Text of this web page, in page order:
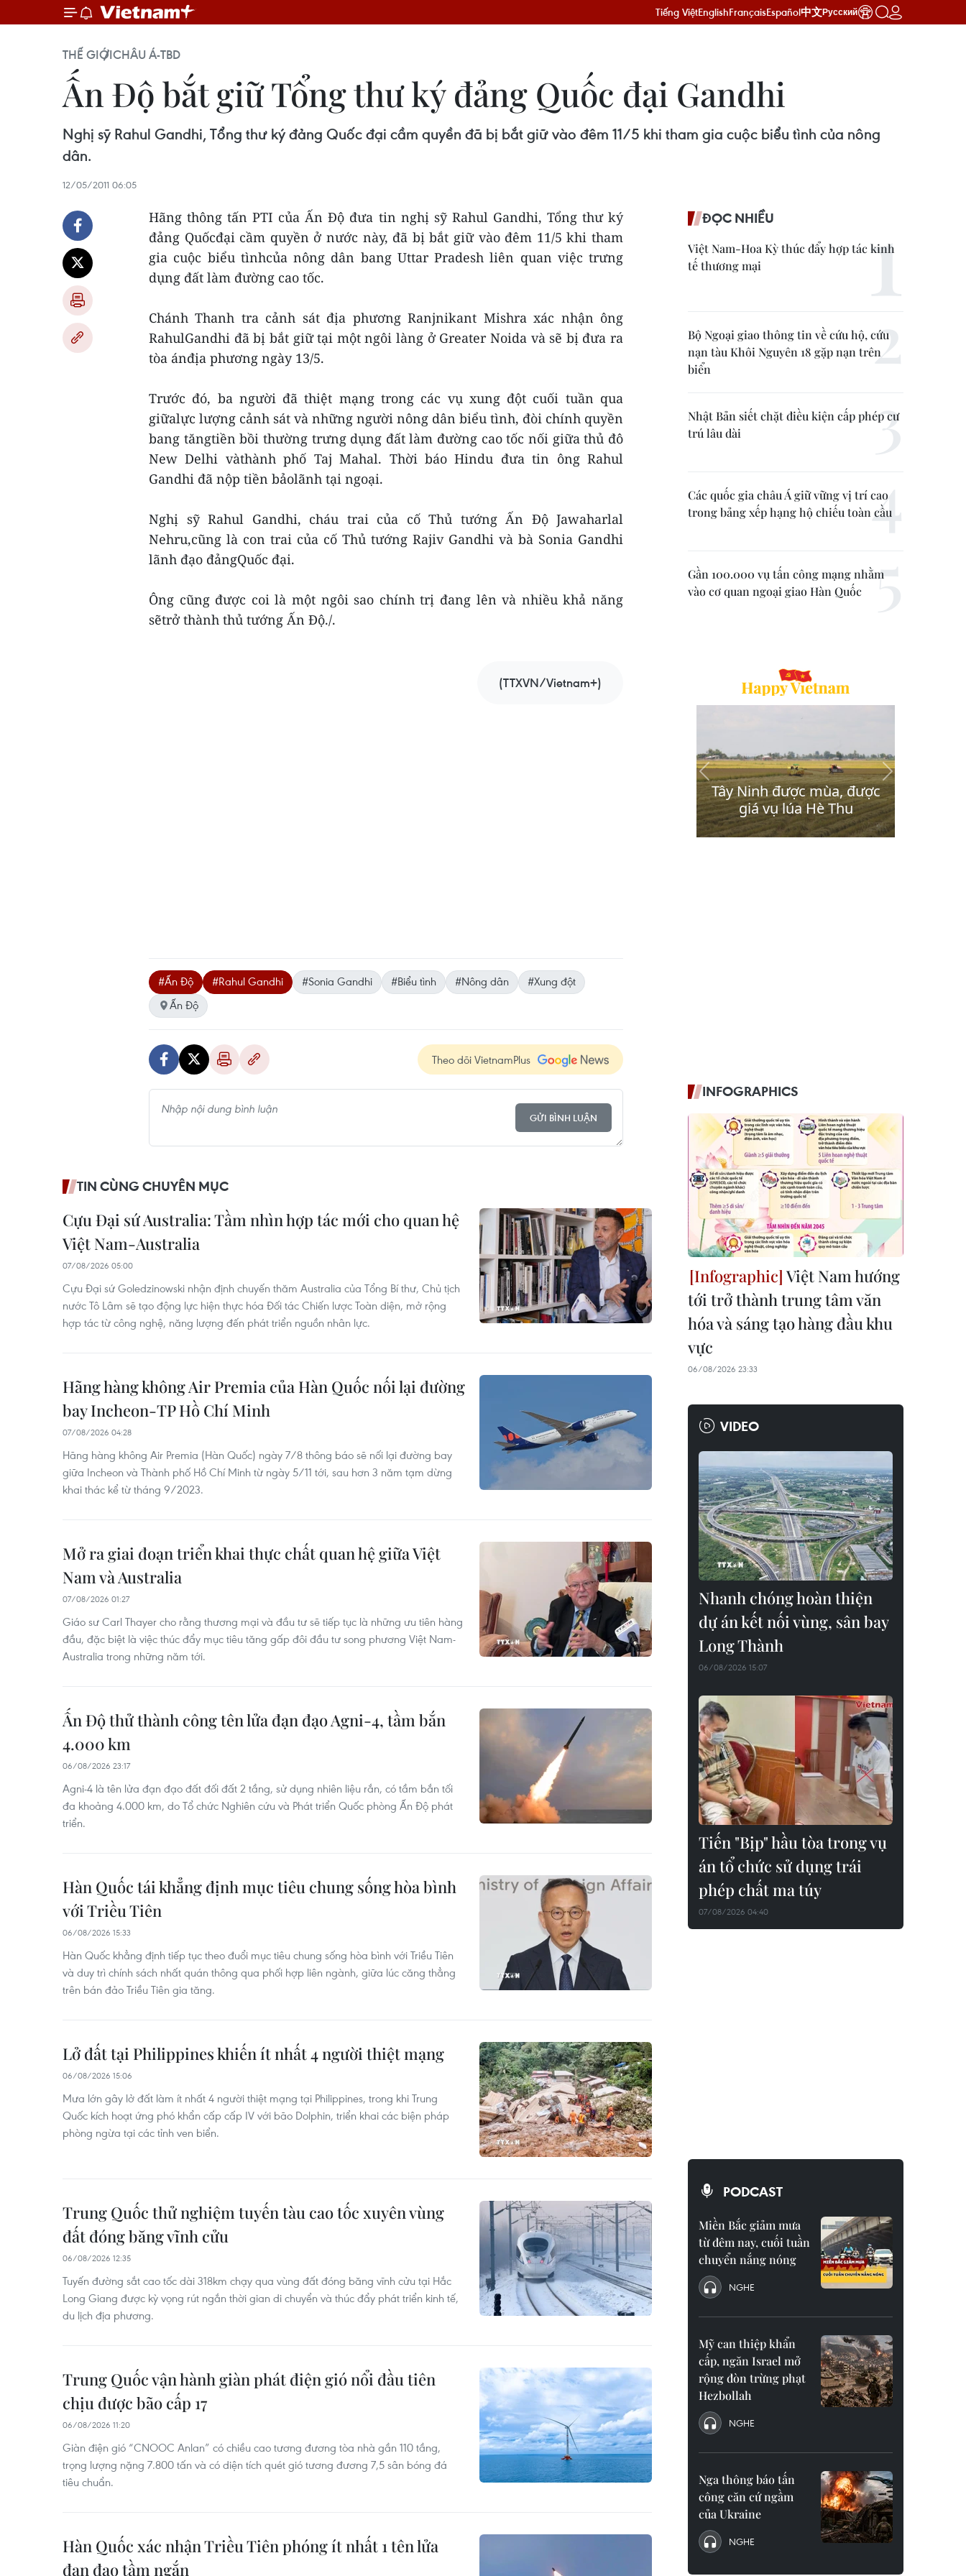
Tiếng ViệtEnglishFrançaisEspañol中文Русский
THẾ GIỚICHÂU Á-TBD
Ấn Độ bắt giữ Tổng thư ký đảng Quốc đại Gandhi
Nghị sỹ Rahul Gandhi, Tổng thư ký đảng Quốc đại cầm quyền đã bị bắt giữ vào đêm 11/5 khi tham gia cuộc biểu tình của nông
dân.
12/05/2011 06:05
Hãng thông tấn PTI của Ấn Độ đưa tin nghị sỹ Rahul Gandhi, Tổng thư ký
đảng Quốcđại cầm quyền ở nước này, đã bị bắt giữ vào đêm 11/5 khi tham
gia cuộc biểu tìnhcủa nông dân bang Uttar Pradesh liên quan việc trưng
dụng đất làm đường cao tốc.
Chánh Thanh tra cảnh sát địa phương Ranjnikant Mishra xác nhận ông
RahulGandhi đã bị bắt giữ tại một ngôi làng ở Greater Noida và sẽ bị đưa ra
tòa ánđịa phương ngày 13/5.
Trước đó, ba người đã thiệt mạng trong các vụ xung đột cuối tuần qua
giữalực lượng cảnh sát và những người nông dân biểu tình, đòi chính quyền
bang tăngtiền bồi thường trưng dụng đất làm đường cao tốc nối giữa thủ đô
New Delhi vàthành phố Taj Mahal. Thời báo Hindu đưa tin ông Rahul
Gandhi đã nộp tiền bảolãnh tại ngoại.
Nghị sỹ Rahul Gandhi, cháu trai của cố Thủ tướng Ấn Độ Jawaharlal
Nehru,cũng là con trai của cố Thủ tướng Rajiv Gandhi và bà Sonia Gandhi
lãnh đạo đảngQuốc đại.
Ông cũng được coi là một ngôi sao chính trị đang lên và nhiều khả năng
sẽtrở thành thủ tướng Ấn Độ./.
(TTXVN/Vietnam+)
#Ấn Độ #Rahul Gandhi #Sonia Gandhi #Biểu tình #Nông dân
#Xung đột
Ấn Độ
Theo dõi VietnamPlus
GỬI BÌNH LUẬN
TIN CÙNG CHUYÊN MỤC
Cựu Đại sứ Australia: Tầm nhìn hợp tác mới cho quan hệ
Việt Nam-Australia
07/08/2026 05:00
Cựu Đại sứ Goledzinowski nhận định chuyến thăm Australia của Tổng Bí thư, Chủ tịch
nước Tô Lâm sẽ tạo động lực hiện thực hóa Đối tác Chiến lược Toàn diện, mở rộng
hợp tác từ công nghệ, năng lượng đến phát triển nguồn nhân lực.
Hãng hàng không Air Premia của Hàn Quốc nối lại đường
bay Incheon-TP Hồ Chí Minh
07/08/2026 04:28
Hãng hàng không Air Premia (Hàn Quốc) ngày 7/8 thông báo sẽ nối lại đường bay
giữa Incheon và Thành phố Hồ Chí Minh từ ngày 5/11 tới, sau hơn 3 năm tạm dừng
khai thác kể từ tháng 9/2023.
Mở ra giai đoạn triển khai thực chất quan hệ giữa Việt
Nam và Australia
07/08/2026 01:27
Giáo sư Carl Thayer cho rằng thương mại và đầu tư sẽ tiếp tục là những ưu tiên hàng
đầu, đặc biệt là việc thúc đẩy mục tiêu tăng gấp đôi đầu tư song phương Việt Nam-
Australia trong những năm tới.
Ấn Độ thử thành công tên lửa đạn đạo Agni-4, tầm bắn
4.000 km
06/08/2026 23:17
Agni-4 là tên lửa đạn đạo đất đối đất 2 tầng, sử dụng nhiên liệu rắn, có tầm bắn tối
đa khoảng 4.000 km, do Tổ chức Nghiên cứu và Phát triển Quốc phòng Ấn Độ phát
triển.
Hàn Quốc tái khẳng định mục tiêu chung sống hòa bình
với Triều Tiên
06/08/2026 15:33
Hàn Quốc khẳng định tiếp tục theo đuổi mục tiêu chung sống hòa bình với Triều Tiên
và duy trì chính sách nhất quán thông qua phối hợp liên ngành, giữa lúc căng thẳng
trên bán đảo Triều Tiên gia tăng.
Lở đất tại Philippines khiến ít nhất 4 người thiệt mạng
06/08/2026 15:06
Mưa lớn gây lở đất làm ít nhất 4 người thiệt mạng tại Philippines, trong khi Trung
Quốc kích hoạt ứng phó khẩn cấp cấp IV với bão Dolphin, triển khai các biện pháp
phòng ngừa tại các tỉnh ven biển.
Trung Quốc thử nghiệm tuyến tàu cao tốc xuyên vùng
đất đóng băng vĩnh cửu
06/08/2026 12:35
Tuyến đường sắt cao tốc dài 318km chạy qua vùng đất đóng băng vĩnh cửu tại Hắc
Long Giang được kỳ vọng rút ngắn thời gian di chuyển và thúc đẩy phát triển kinh tế,
du lịch địa phương.
Trung Quốc vận hành giàn phát điện gió nổi đầu tiên
chịu được bão cấp 17
06/08/2026 11:20
Giàn điện gió “CNOOC Anlan” có chiều cao tương đương tòa nhà gần 110 tầng,
trọng lượng nặng 7.800 tấn và có diện tích quét gió tương đương 7,5 sân bóng đá
tiêu chuẩn.
Hàn Quốc xác nhận Triều Tiên phóng ít nhất 1 tên lửa
đạn đạo tầm ngắn
ĐỌC NHIỀU
Việt Nam-Hoa Kỳ thúc đẩy hợp tác kinh
tế thương mại
Bộ Ngoại giao thông tin về cứu hộ, cứu
nạn tàu Khôi Nguyên 18 gặp nạn trên
biển
Nhật Bản siết chặt điều kiện cấp phép cư
trú lâu dài
Các quốc gia châu Á giữ vững vị trí cao
trong bảng xếp hạng hộ chiếu toàn cầu
Gần 100.000 vụ tấn công mạng nhằm
vào cơ quan ngoại giao Hàn Quốc
INFOGRAPHICS
Việt Nam hướng
tới trở thành trung tâm văn
hóa và sáng tạo hàng đầu khu
vực
06/08/2026 23:33
VIDEO
Nhanh chóng hoàn thiện
dự án kết nối vùng, sân bay
Long Thành
06/08/2026 15:07
Tiến "Bịp" hầu tòa trong vụ
án tổ chức sử dụng trái
phép chất ma túy
07/08/2026 04:40
PODCAST
Miền Bắc giảm mưa
từ đêm nay, cuối tuần
chuyển nắng nóng
NGHE
Mỹ can thiệp khẩn
cấp, ngăn Israel mở
rộng đòn trừng phạt
Hezbollah
NGHE
Nga thông báo tấn
công căn cứ ngầm
của Ukraine
NGHE